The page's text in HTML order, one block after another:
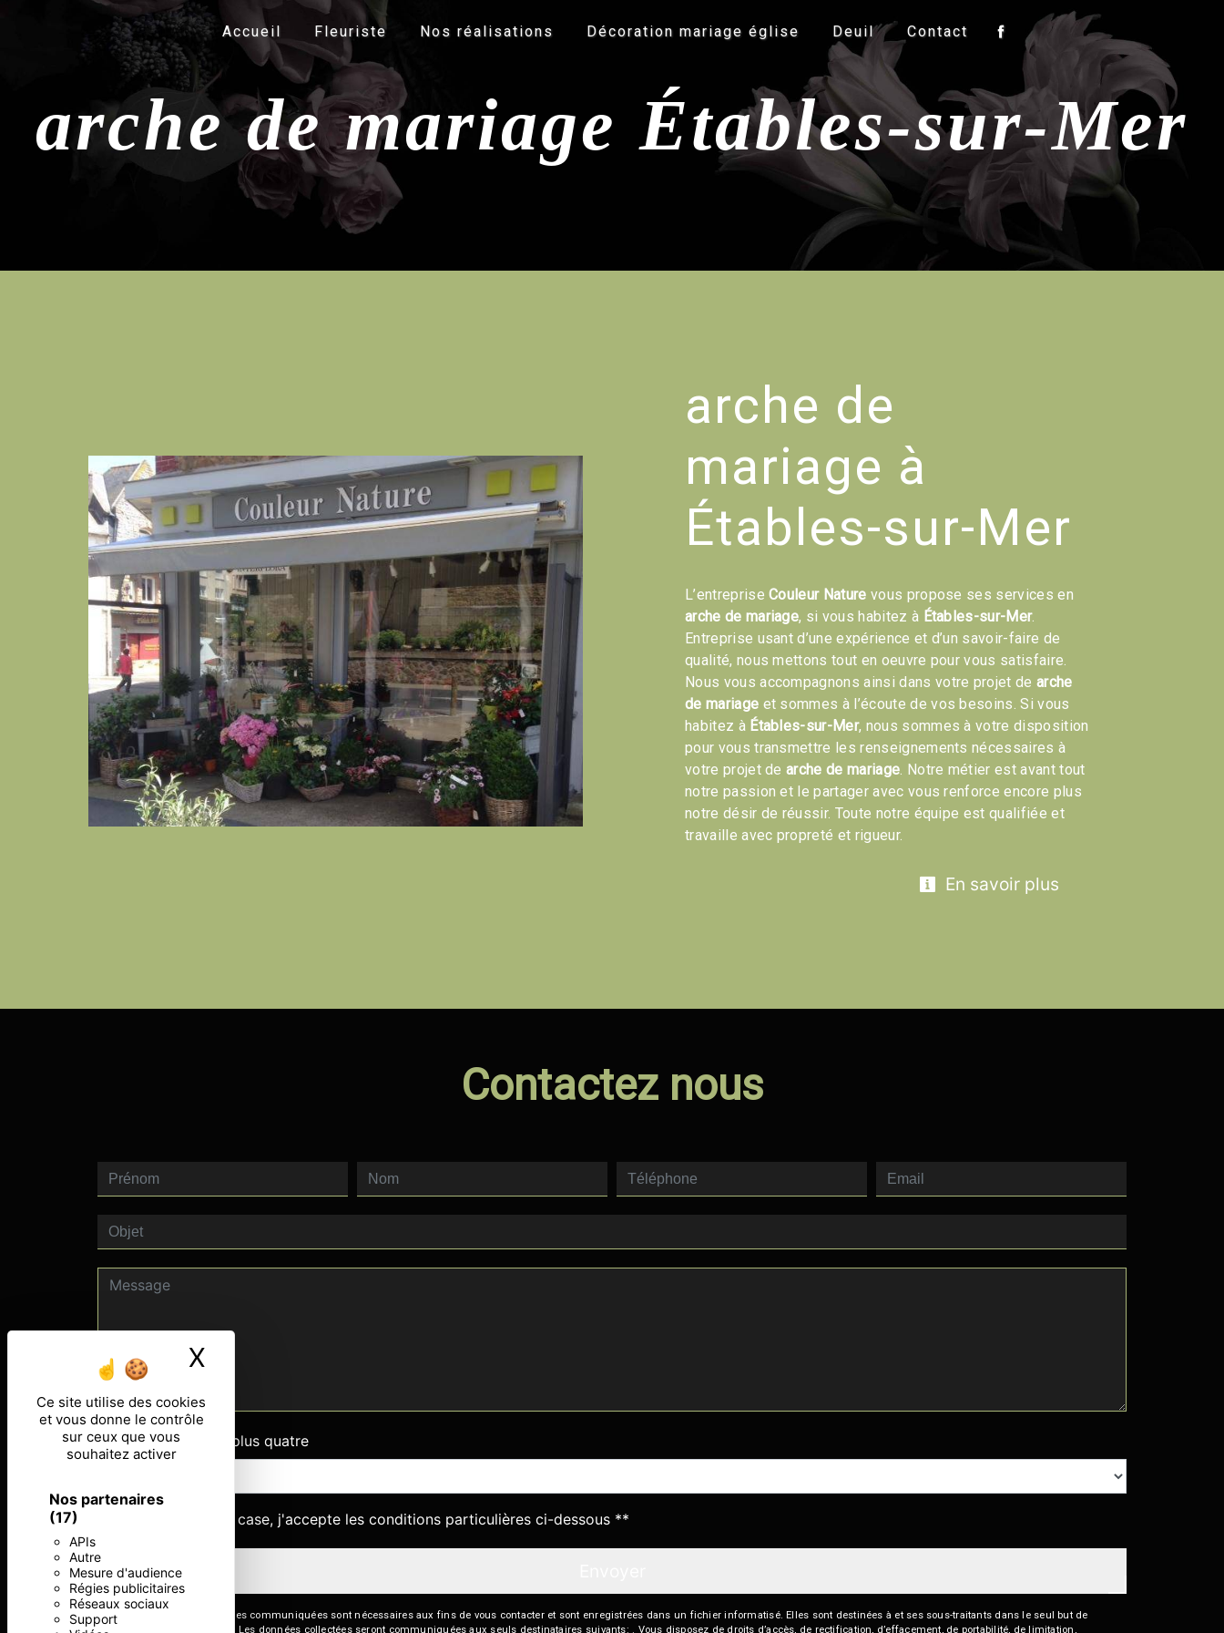
Panneau de gestion des cookies
Ce site utilise des cookies
et vous donne le contrôle
sur ceux que vous
souhaitez activer
Nos partenaires
(17)
APIs
Autre
Mesure d'audience
Régies publicitaires
Réseaux sociaux
Support
X
Accueil Fleuriste Nos réalisations Décoration mariage église Deuil Contact
arche de mariage Étables-sur-Mer
arche de
mariage à
Étables-sur-Mer
L’entrepriseCouleur Nature vous propose ses services en
arche de mariage, si vous habitez à Étables-sur-Mer.
Entreprise usant d’une expérience et d’un savoir-faire de
qualité, nous mettons tout en oeuvre pour vous satisfaire.
Nous vous accompagnons ainsi dans votre projet dearche
de mariage et sommes à l’écoute de vos besoins. Si vous
habitez à Étables-sur-Mer, nous sommes à votre disposition
pour vous transmettre les renseignements nécessaires à
votre projet dearche de mariage. Notre métier est avant tout
notre passion et le partager avec vous renforce encore plus
notre désir de réussir. Toute notre équipe est qualifiée et
travaille avec propreté et rigueur.
En savoir plus
Contactez nous
Combien font sept plus quatre
En cochant cette case, j'accepte les conditions particulières ci-dessous **
** Les données personnelles communiquées sont nécessaires aux fins de vous contacter et sont enregistrées dans un fichier informatisé. Elles sont destinées à et ses sous-traitants dans le seul but de
répondre à votre message. Les données collectées seront communiquées aux seuls destinataires suivants: . Vous disposez de droits d’accès, de rectification, d’effacement, de portabilité, de limitation,